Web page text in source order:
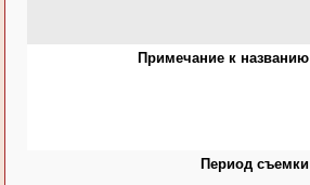
Примечание к названию
Период съемки